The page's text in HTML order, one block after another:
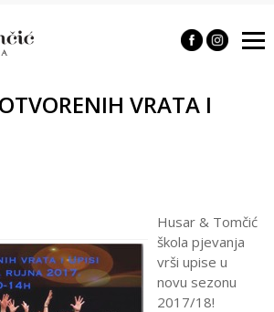
VRATA I
Husar & Tomčić
škola pjevanja
vrši upise u
novu sezonu
2017/18!